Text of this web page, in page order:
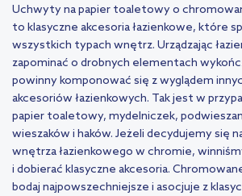
Uchwyty na papier toaletowy o
to klasyczne akcesoria łazienkowe, które
wszystkich typach wnętrz. Urządzając
zapominać o drobnych elementach
powinny komponować się z wyglądem
akcesoriów łazienkowych. Tak jest w
papier toaletowy, mydelniczek,
wieszaków i haków. Jeżeli decydujemy się
wnętrza łazienkowego w chromie,
i dobierać klasyczne akcesoria.
bodaj najpowszechniejsze i asocjuje z